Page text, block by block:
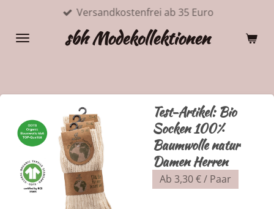
springen
sbh Modekollektionen
Versandkostenfrei ab 35 Euro
Test-Artikel: Bio
Socken 100%
Baumwolle natur
Damen Herren
Ab 3,30 € / Paar